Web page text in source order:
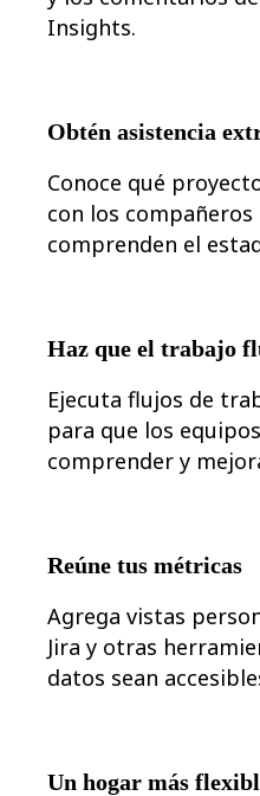
Insights.
Obtén asistencia
Conoce qué
con los compañeros
comprenden el
Haz que el trabajo
Ejecuta flujos de
para que los
comprender y
Reúne tus métricas
Agrega vistas
Jira y otras
datos sean
Un hogar más